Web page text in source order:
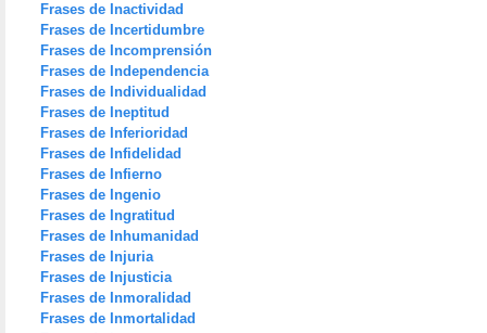
Frases de Inactividad
Frases de Incertidumbre
Frases de Incomprensión
Frases de Independencia
Frases de Individualidad
Frases de Ineptitud
Frases de Inferioridad
Frases de Infidelidad
Frases de Infierno
Frases de Ingenio
Frases de Ingratitud
Frases de Inhumanidad
Frases de Injuria
Frases de Injusticia
Frases de Inmoralidad
Frases de Inmortalidad